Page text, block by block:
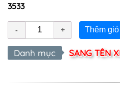
3533
Thêm
Danh mục SANG TÊN